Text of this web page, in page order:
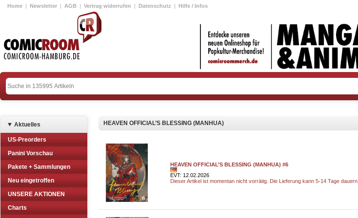
Home | Newsletter | AGB | Vertrag widerrufen | Datenschutz | Hilfe / Infos
Aktuelles
US-Preorders
Panini Vorschau
Pakete + Sammlungen
Neu eingetroffen
UNSERE AKTIONEN
Charts
HEAVEN OFFICIAL’S BLESSING (MANHUA)
HEAVEN OFFICIAL’S BLESSING (MANHUA) #6
EVT: 12.02.2026
Dieser Artikel ist momentan nicht vorrätig. Die Lieferung kann 5-14 Tage dauern.